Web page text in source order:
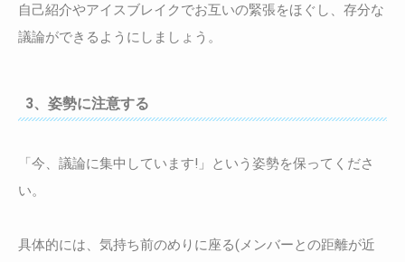
自己紹介やアイスブレイクでお互いの緊張をほぐし、存分な
議論ができるようにしましょう。
3、姿勢に注意する
「今、議論に集中しています!」という姿勢を保ってくださ
い。
具体的には、気持ち前のめりに座る(メンバーとの距離が近